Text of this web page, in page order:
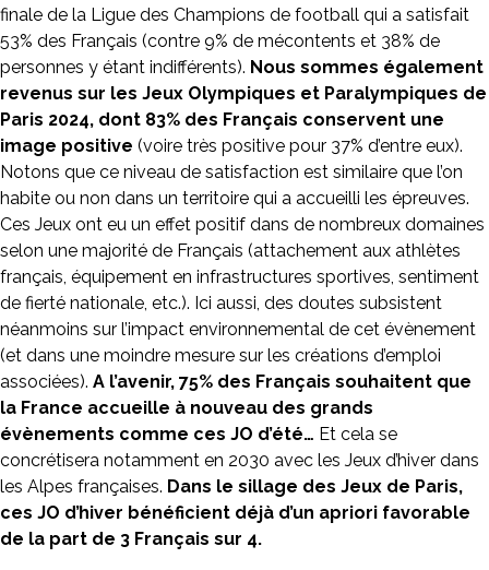
finale de la Ligue des Champions de football qui a satisfait
53% des Français (contre 9% de mécontents et 38% de
personnes y étant indifférents). Nous sommes également
revenus sur les Jeux Olympiques et Paralympiques de
Paris 2024, dont 83% des Français conservent une
image positive (voire très positive pour 37% d’entre eux).
Notons que ce niveau de satisfaction est similaire que l’on
habite ou non dans un territoire qui a accueilli les épreuves.
Ces Jeux ont eu un effet positif dans de nombreux domaines
selon une majorité de Français (attachement aux athlètes
français, équipement en infrastructures sportives, sentiment
de fierté nationale, etc.). Ici aussi, des doutes subsistent
néanmoins sur l’impact environnemental de cet évènement
(et dans une moindre mesure sur les créations d’emploi
associées). A l’avenir, 75% des Français souhaitent que
la France accueille à nouveau des grands
évènements comme ces JO d’été… Et cela se
concrétisera notamment en 2030 avec les Jeux d’hiver dans
les Alpes françaises. Dans le sillage des Jeux de Paris,
ces JO d’hiver bénéficient déjà d’un apriori favorable
de la part de 3 Français sur 4.